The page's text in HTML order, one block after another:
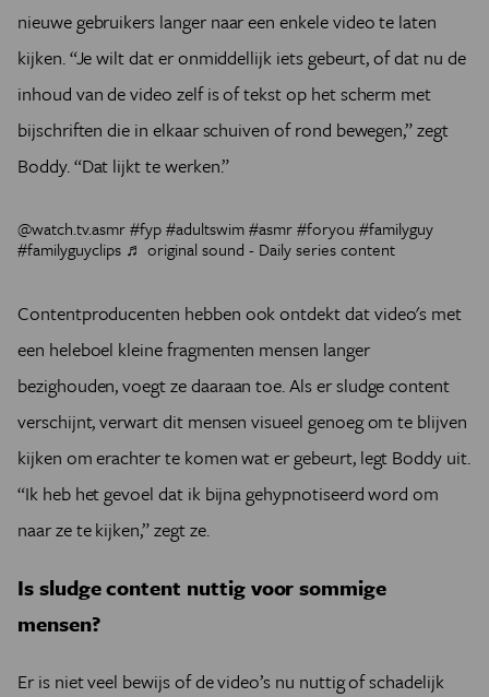
nieuwe gebruikers langer naar een enkele video te laten
kijken. “Je wilt dat er onmiddellijk iets gebeurt, of dat nu de
inhoud van de video zelf is of tekst op het scherm met
bijschriften die in elkaar schuiven of rond bewegen,” zegt
Boddy. “Dat lijkt te werken.”
@watch.tv.asmr#fyp#adultswim#asmr#foryou #familyguy
#familyguyclips ♬ original sound - Daily series content
Contentproducenten hebben ook ontdekt dat video's met
een heleboel kleine fragmenten mensen langer
bezighouden, voegt ze daaraan toe. Als er sludge content
verschijnt, verwart dit mensen visueel genoeg om te blijven
kijken om erachter te komen wat er gebeurt, legt Boddy uit.
“Ik heb het gevoel dat ik bijna gehypnotiseerd word om
naar ze te kijken,” zegt ze.
Is sludge content nuttig voor sommige
mensen?
Er is niet veel bewijs of de video’s nu nuttig of schadelijk